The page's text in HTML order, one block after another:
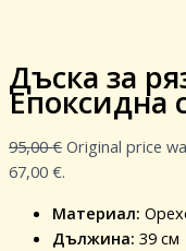
Дъска за
Епоксидна
95,00€ Original price
67,00 €.
Материал:
Дължина: 39 см